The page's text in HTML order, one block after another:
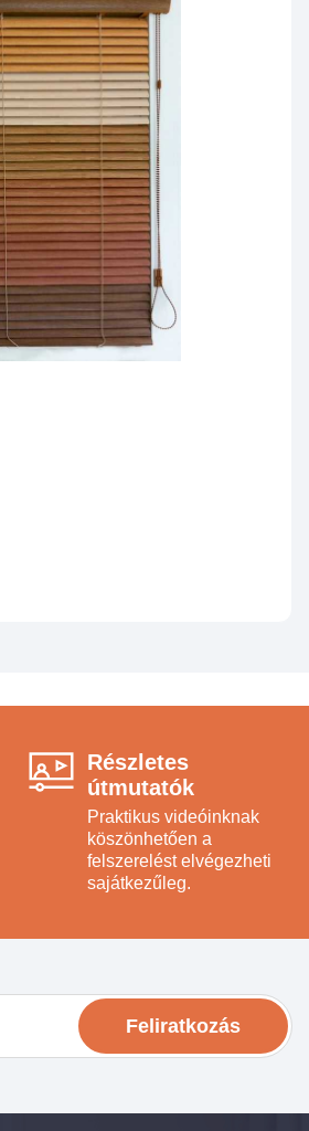
Részletes
útmutatók
Praktikus videóinknak
köszönhetően a
felszerelést elvégezheti
sajátkezűleg.
Feliratkozás